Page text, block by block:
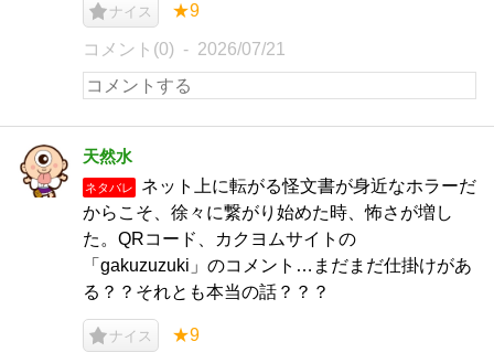
ナイス ★9
コメント(0) 2026/07/21
天然水
ネタバレ
ネット上に転がる怪文書が身近なホラーだ
からこそ、徐々に繋がり始めた時、怖さが増し
た。QRコード、カクヨムサイトの
「gakuzuzuki」のコメント…まだまだ仕掛けがあ
る？？それとも本当の話？？？
ナイス ★9